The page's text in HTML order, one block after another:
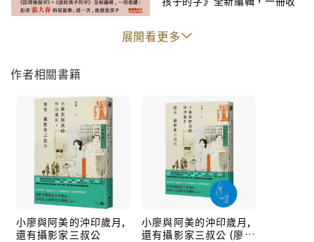
展開看更多
作者相關書籍
小廖與阿美的沖印歲月,
還有攝影家三叔公
小廖與阿美的沖印歲月,
還有攝影家三叔公 (廖瞇